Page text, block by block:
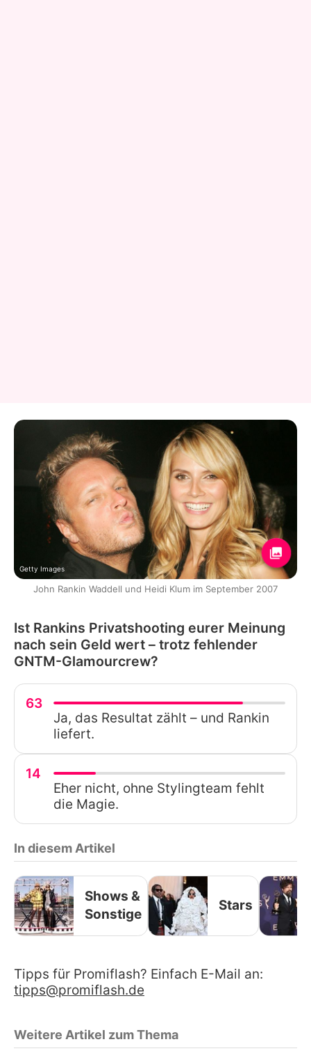
Getty Images
John Rankin Waddell und Heidi Klum im September 2007
Ist Rankins Privatshooting eurer Meinung
nach sein Geld wert – trotz fehlender
GNTM-Glamourcrew?
63
Ja, das Resultat zählt – und Rankin
liefert.
14
Eher nicht, ohne Stylingteam fehlt
die Magie.
In diesem Artikel
Shows &
Sonstige
Stars
Tipps für Promiflash? Einfach E-Mail an:
tipps@promiflash.de
Weitere Artikel zum Thema